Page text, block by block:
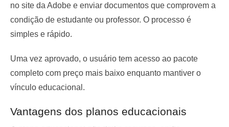
no site da Adobe e enviar documentos que comprovem a
condição de estudante ou professor. O processo é
simples e rápido.
Uma vez aprovado, o usuário tem acesso ao pacote
completo com preço mais baixo enquanto mantiver o
vínculo educacional.
Vantagens dos planos educacionais